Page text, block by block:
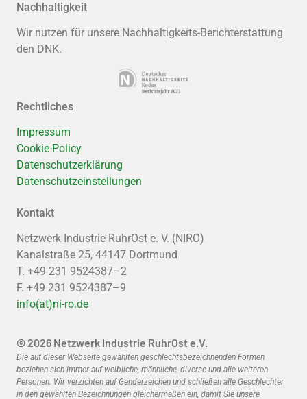
Nachhaltigkeit
Wir nutzen für unsere Nachhaltigkeits-Berichterstattung
den DNK.
Rechtliches
Impressum
Cookie-Policy
Datenschutzerklärung
Datenschutzeinstellungen
Kontakt
Netzwerk Industrie RuhrOst e. V. (NIRO)
Kanalstraße 25, 44147 Dortmund
T. +49 231 9524387–2
F. +49 231 9524387–9
info(at)ni-ro.de
© 2026 Netzwerk Industrie RuhrOst e.V.
Die auf dieser Webseite gewählten geschlechtsbezeichnenden Formen
beziehen sich immer auf weibliche, männliche, diverse und alle weiteren
Personen. Wir verzichten auf Genderzeichen und schließen alle Geschlechter
in den gewählten Bezeichnungen gleichermaßen ein, damit Sie unsere